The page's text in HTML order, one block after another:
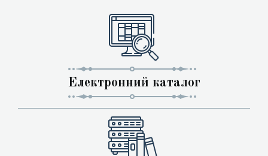
Електронний каталог